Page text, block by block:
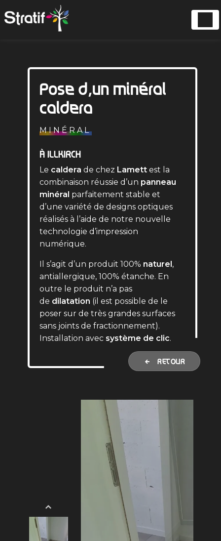
Pose d’un minéral
caldera
MINÉRAL
À ILLKIRCH
Le caldera de chez Lamett est la
combinaison réussie d’un panneau
minéral parfaitement stable et
d’une variété de designs optiques
réalisés à l’aide de notre nouvelle
technologie d’impression
numérique.
Il s’agit d’un produit 100% naturel,
antiallergique, 100% étanche. En
outre le produit n’a pas
de dilatation (il est possible de le
poser sur de très grandes surfaces
sans joints de fractionnement).
Installation avec système de clic.
RETOUR
Panneau de gestion des cookies